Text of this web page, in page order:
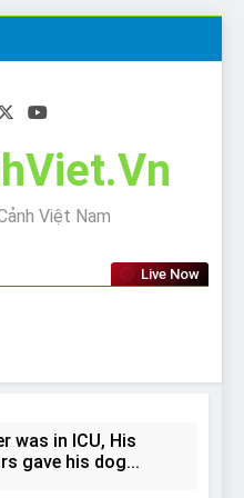
Việt Nam
Live Now
was in ICU, His
gave his dog